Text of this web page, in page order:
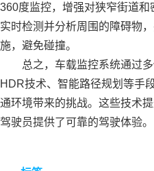
360度监控，增强对狭窄街道
实时检测并分析周围的障碍物
施，避免碰撞。
总之，车载监控系统通过
HDR技术、智能路径规划等手
通环境带来的挑战。这些技术
驾驶员提供了可靠的驾驶体验。